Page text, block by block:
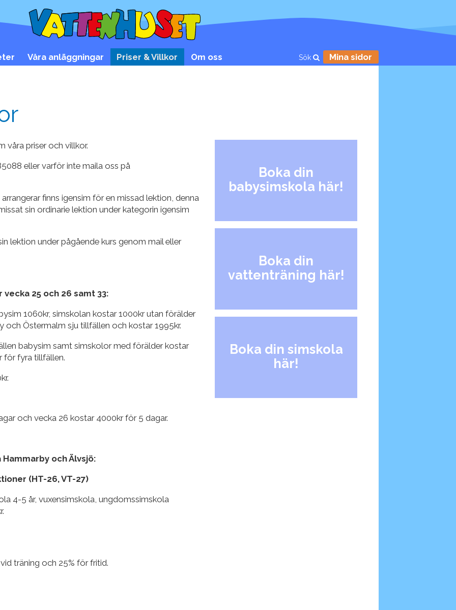
Våra anläggningar Priser & Villkor Om oss Sök Mina sidor
våra priser och villkor.
eller varför inte maila oss på
finns igensim för en missad lektion, denna
sin ordinarie lektion under kategorin igensim
lektion under pågående kurs genom mail eller
25 och 26 samt 33:
1060kr, simskolan kostar 1000kr utan förälder
och Östermalm sju tillfällen och kostar 1995kr.
babysim samt simskolor med förälder kostar
för fyra tillfällen.
och vecka 26 kostar 4000kr för 5 dagar.
och Älvsjö:
(HT-26, VT-27)
4-5 år, vuxensimskola, ungdomssimskola
träning och 25% för fritid.
Boka din
babysimskola här!
Boka din
vattenträning här!
Boka din simskola
här!